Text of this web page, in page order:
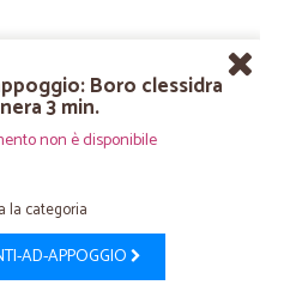
Boro clessidra
3 min.
non è disponibile
la categoria
AD-APPOGGIO